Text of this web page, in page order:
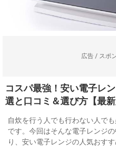
広告 / スポ
コスパ最強！安い電子レ
選と口コミ＆選び方【最新
自炊を行う人でも行わない人で
です。今回はそんな電子レンジ
り、安い電子レンジの人気おす